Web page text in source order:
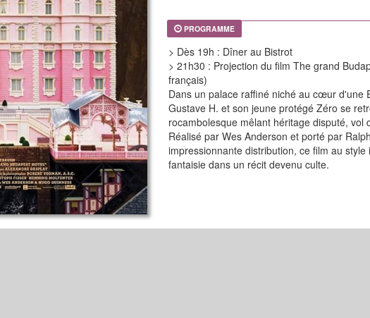
PROGRAMME
> Dès 19h : Dîner au Bistrot
> 21h30 : Projection du film The grand
français)
Dans un palace raffiné niché au cœur d'une
Gustave H. et son jeune protégé Zéro se
rocambolesque mêlant héritage disputé,
Réalisé par Wes Anderson et porté par
impressionnante distribution, ce film au
fantaisie dans un récit devenu culte.